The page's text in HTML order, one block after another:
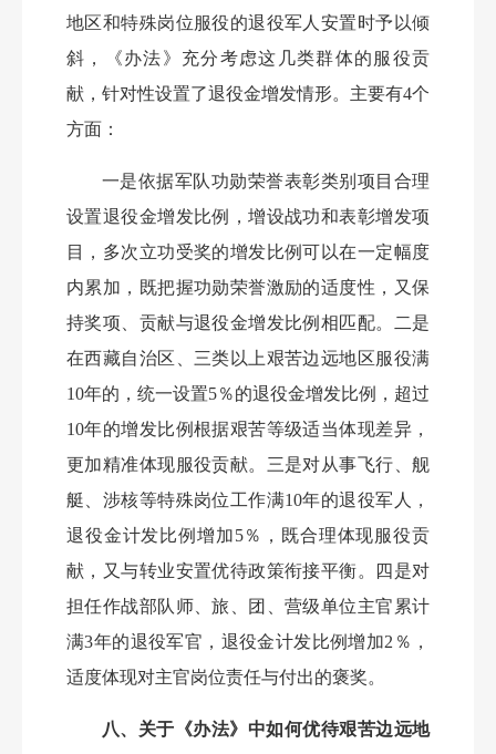
地区和特殊岗位服役的退役军人安置时予以倾
斜，《办法》充分考虑这几类群体的服役贡
献，针对性设置了退役金增发情形。主要有4个
方面：
一是依据军队功勋荣誉表彰类别项目合理
设置退役金增发比例，增设战功和表彰增发项
目，多次立功受奖的增发比例可以在一定幅度
内累加，既把握功勋荣誉激励的适度性，又保
持奖项、贡献与退役金增发比例相匹配。二是
在西藏自治区、三类以上艰苦边远地区服役满
10年的，统一设置5％的退役金增发比例，超过
10年的增发比例根据艰苦等级适当体现差异，
更加精准体现服役贡献。三是对从事飞行、舰
艇、涉核等特殊岗位工作满10年的退役军人，
退役金计发比例增加5％，既合理体现服役贡
献，又与转业安置优待政策衔接平衡。四是对
担任作战部队师、旅、团、营级单位主官累计
满3年的退役军官，退役金计发比例增加2％，
适度体现对主官岗位责任与付出的褒奖。
八、关于《办法》中如何优待艰苦边远地